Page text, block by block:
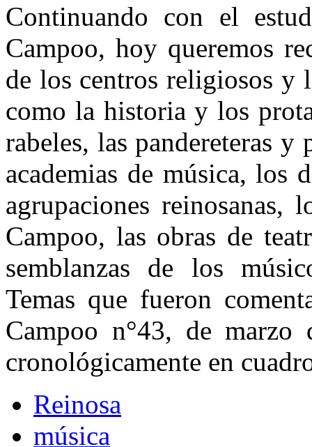
Continuando con el
Campoo, hoy queremos
de los centros religiosos y
como la historia y los
rabeles, las pandereteras y
academias de música, los
agrupaciones reinosanas,
Campoo, las obras de
semblanzas de los
Temas que fueron
Campoo n°43, de
cronológicamente en
Reinosa
música